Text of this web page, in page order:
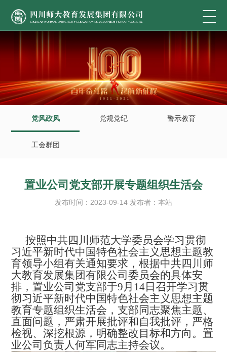
党风政风 党规党纪 警示教育
工会群团
置业公司党支部开展专题组织生活会
发布时间：2023-09-14 发布者：本站
按照中共四川师范大学委员会学习贯彻
习近平新时代中国特色社会主义思想主题教
育领导小组有关通知要求，根据中共四川师
大教育发展集团有限公司委员会的具体安
排，置业公司党支部于9月14日召开学习贯
彻习近平新时代中国特色社会主义思想主题
教育专题组织生活会，支部同志聚焦主题、
直面问题，严肃开展批评和自我批评，严格
检视、深挖根源，明确整改目标和方向。置
业公司负责人何军同志主持会议。